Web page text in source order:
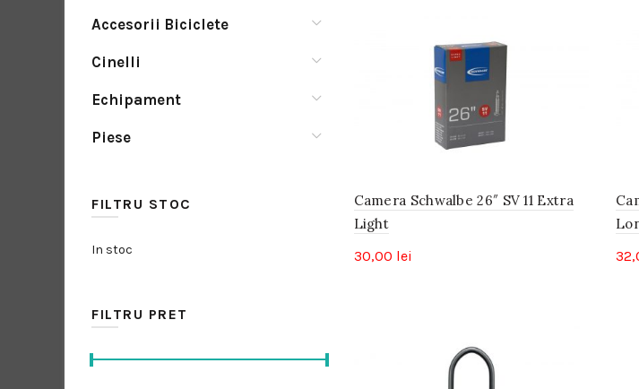
Camera Schwalbe 26″ SV 11 Extra
Light
30,00 lei
Accesorii Biciclete
Cinelli
Echipament
Piese
FILTRU STOC
In stoc
FILTRU PRET